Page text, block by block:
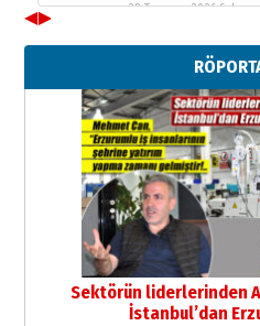
28 Temmuz 2026 Salı
Ahmed
”Reisimiz” idi…
26 Mart 2026 Perşembe
Cem Bakırcı
Ardında bıraktığı
gönül adamı
13 Mayıs 2026 Çarşamba
Esat BİNDESEN
Başkan
bir vizyon proje
02 Ağustos 2026 Pazar
◀▶
Sektörün liderlerinden
İstanbul’dan